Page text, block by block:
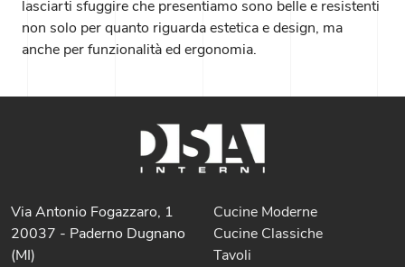
lasciarti sfuggire che presentiamo sono belle e resistenti
non solo per quanto riguarda estetica e design, ma
anche per funzionalità ed ergonomia.
Via Antonio Fogazzaro, 1
20037 - Paderno Dugnano
(MI)
Cucine Moderne
Cucine Classiche
Tavoli